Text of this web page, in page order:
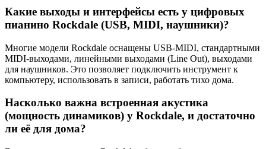
Какие выходы и интерфейсы есть у цифровых
пианино Rockdale (USB, MIDI, наушники)?
Многие модели Rockdale оснащены USB-MIDI, стандартными
MIDI-выходами, линейными выходами (Line Out), выходами
для наушников. Это позволяет подключить инструмент к
компьютеру, использовать в записи, работать тихо дома.
Насколько важна встроенная акустика
(мощность динамиков) у Rockdale, и достаточно
ли её для дома?